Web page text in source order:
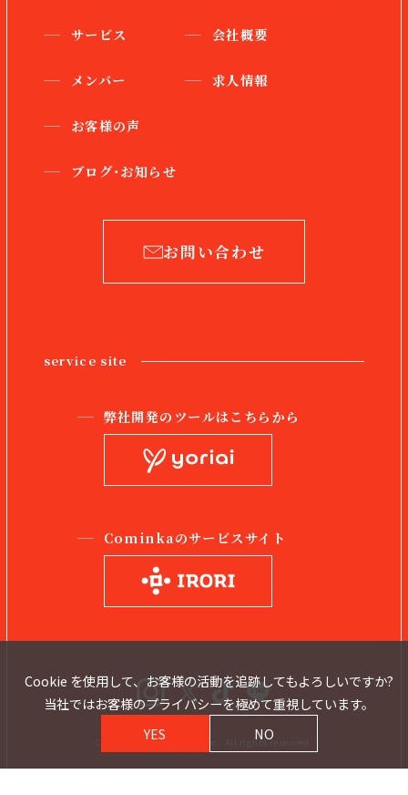
サービス
メンバー
お客様の声
ブログ・お知らせ
会社概要
求人情報
お問い合わせ
service site
弊社開発のツールはこちらから
Cominkaのサービスサイト
Copyright © Cominka Inc. All rights reserved.
Cookie を使用して、お客様の活動を追跡してもよろしいですか?
当社ではお客様のプライバシーを極めて重視しています。
YES
NO